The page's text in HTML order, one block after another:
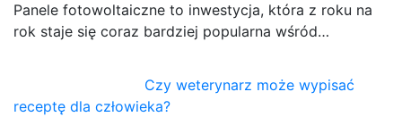
Panele fotowoltaiczne to inwestycja, która z roku na
rok staje się coraz bardziej popularna wśród…
Czy weterynarz może wypisać
receptę dla człowieka?